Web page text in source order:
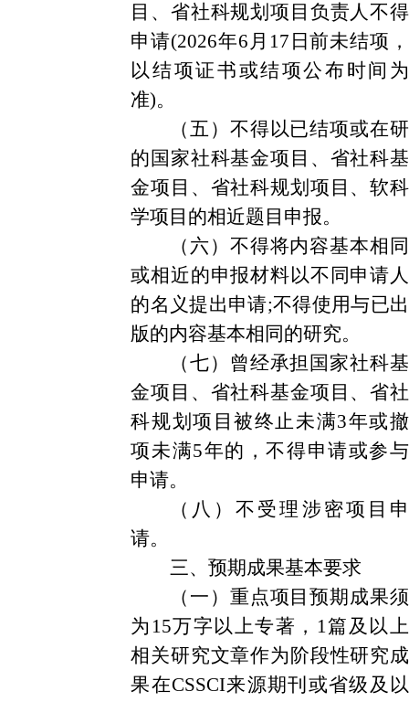
目、省社科规划项目负责人不得
申请(2026年6月17日前未结项，
以结项证书或结项公布时间为
准)。
（五）不得以已结项或在研
的国家社科基金项目、省社科基
金项目、省社科规划项目、软科
学项目的相近题目申报。
（六）不得将内容基本相同
或相近的申报材料以不同申请人
的名义提出申请;不得使用与已出
版的内容基本相同的研究。
（七）曾经承担国家社科基
金项目、省社科基金项目、省社
科规划项目被终止未满3年或撤
项未满5年的，不得申请或参与
申请。
（八）不受理涉密项目申
请。
三、预期成果基本要求
（一）重点项目预期成果须
为15万字以上专著，1篇及以上
相关研究文章作为阶段性研究成
果在CSSCI来源期刊或省级及以